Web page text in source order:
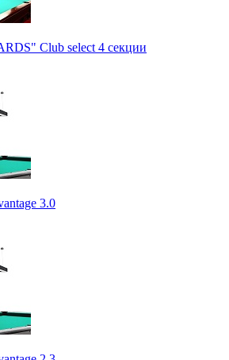
Club select 4 секции
3.0